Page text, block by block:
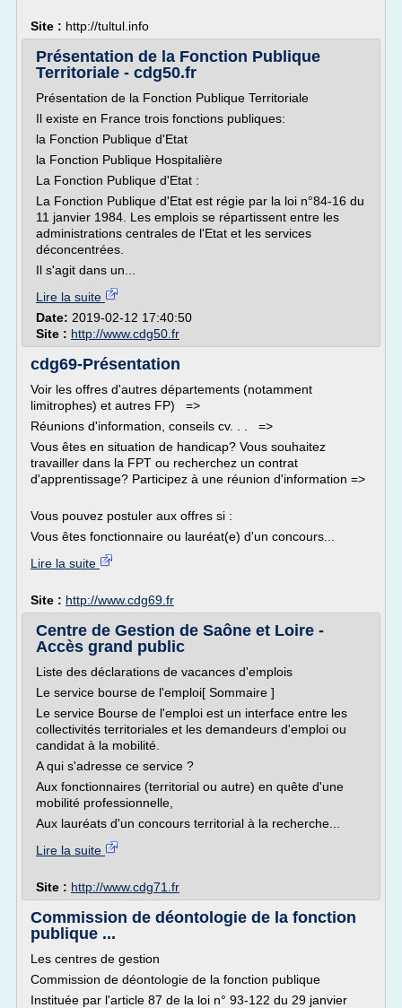
Site : http://tultul.info
Présentation de la Fonction Publique
Territoriale - cdg50.fr
Présentation de la Fonction Publique Territoriale
Il existe en France trois fonctions publiques:
la Fonction Publique d'Etat
la Fonction Publique Hospitalière
La Fonction Publique d'Etat :
La Fonction Publique d'Etat est régie par la loi n°84-16 du
11 janvier 1984. Les emplois se répartissent entre les
administrations centrales de l'Etat et les services
déconcentrées.
Il s'agit dans un...
Lire la suite
Date: 2019-02-12 17:40:50
Site : http://www.cdg50.fr
cdg69-Présentation
Voir les offres d'autres départements (notamment
limitrophes) et autres FP) =>
Réunions d'information, conseils cv. . . =>
Vous êtes en situation de handicap? Vous souhaitez
travailler dans la FPT ou recherchez un contrat
d'apprentissage? Participez à une réunion d'information =>
Vous pouvez postuler aux offres si :
Vous êtes fonctionnaire ou lauréat(e) d'un concours...
Lire la suite
Site : http://www.cdg69.fr
Centre de Gestion de Saône et Loire -
Accès grand public
Liste des déclarations de vacances d'emplois
Le service bourse de l'emploi[ Sommaire ]
Le service Bourse de l'emploi est un interface entre les
collectivités territoriales et les demandeurs d'emploi ou
candidat à la mobilité.
A qui s'adresse ce service ?
Aux fonctionnaires (territorial ou autre) en quête d'une
mobilité professionnelle,
Aux lauréats d'un concours territorial à la recherche...
Lire la suite
Site : http://www.cdg71.fr
Commission de déontologie de la fonction
publique ...
Les centres de gestion
Commission de déontologie de la fonction publique
Instituée par l'article 87 de la loi n° 93-122 du 29 janvier